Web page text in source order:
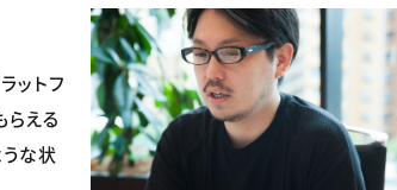
ットフ
らえる
な状